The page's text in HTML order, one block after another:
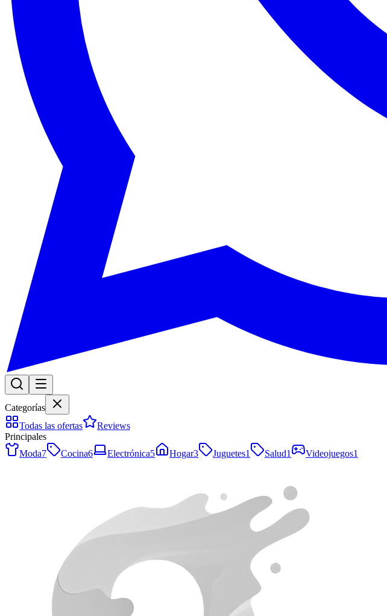
Categorías
Todas las ofertas
Reviews
Principales
Moda7 Cocina6 Electrónica5 Hogar3 Juguetes1 Salud1 Videojuegos1